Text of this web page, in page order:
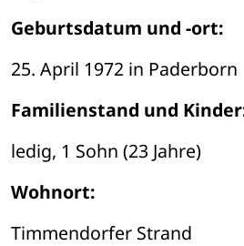
Geburtsdatum und -ort:
25. April 1972 in Paderborn
Familienstand und
ledig, 1 Sohn (23 Jahre)
Wohnort:
Timmendorfer Strand